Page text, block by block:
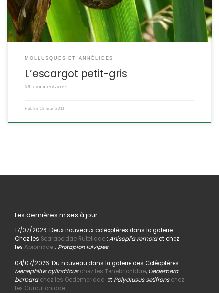
[…]
MOLLUSQUES ET ANNÉLIDES
L’escargot petit-gris
59 commentaires
Publié 18 mai 2011
Les dernières mises à jour
17/07/2026. Deux nouveaux coléoptères dans la galerie.
Chez les Scarabeidae Rutelidae: Anisoplia remotaet chez
les Apionidae: Protapion fulvipes
04/07/2026. Du nouveau dans la galerie des Coléoptères :
Menephilus cylindricus chez les Tenebrionidae,Oedemera
barbara chez les Oedemeridaeet Polydrusus setifrons chez
les Curculionidae.